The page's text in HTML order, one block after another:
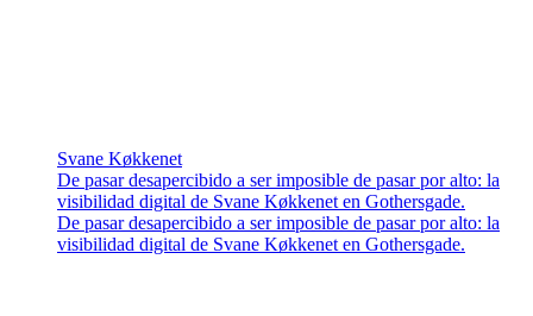
Svane Køkkenet
De pasar desapercibido a ser imposible de pasar por alto: la
visibilidad digital de Svane Køkkenet en Gothersgade.
De pasar desapercibido a ser imposible de pasar por alto: la
visibilidad digital de Svane Køkkenet en Gothersgade.